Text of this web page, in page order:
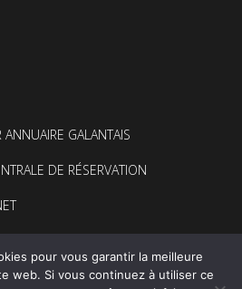
GALANTAIS
DE RÉSERVATION
pour vous garantir la meilleure
web. Si vous continuez à utiliser ce